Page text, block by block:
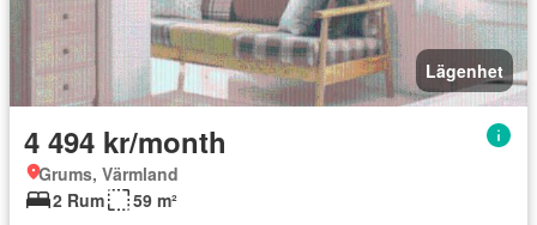
Lägenhet
4 494 kr/month
Grums, Värmland
2 Rum
59 m²